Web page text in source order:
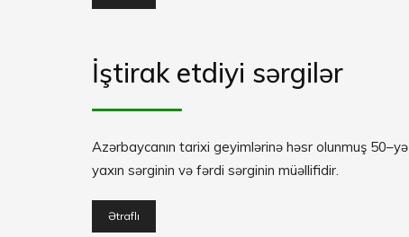
İştirak etdiyi sərgilər
Azərbaycanın tarixi geyimlərinə həsr olunmuş 50–yə
yaxın sərginin və fərdi sərginin müəllifidir.
Ətraflı